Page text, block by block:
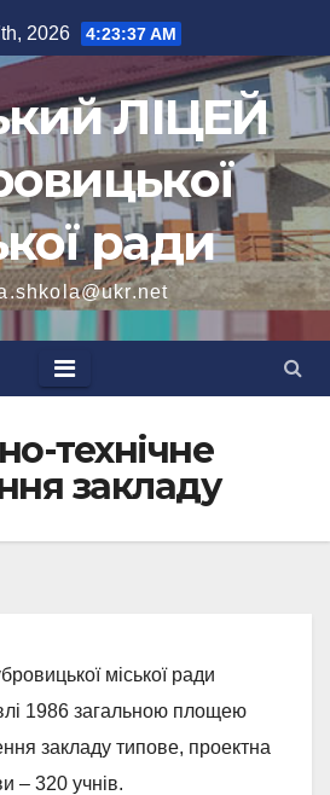
2026 4:23:37 AM
ЛІЦЕЙ
ради
технічне
закладу
міської ради
1986 загальною площею
закладу типове, проектна
– 320 учнів.